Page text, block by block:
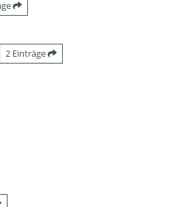
2 Einträge